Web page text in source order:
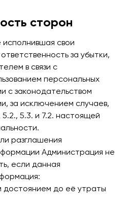
сторон
исполнившая свои
за убытки,
в связи с
персональных
с законодательством
за исключением случаев,
5.3. и 7.2. настоящей
разглашения
Администрация не
если данная
достоянием до её утраты